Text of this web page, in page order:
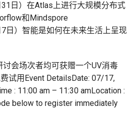
日） 在Atlas上进行大规模分布式
和Mindspore
日） 智能是如何在未来生活上呈现
讨会场次者均可获赠一个UV消毒
试用 Event DetailsDate: 07/17,
: 11:00 am – 11:30 amLocation :
below to register immediately